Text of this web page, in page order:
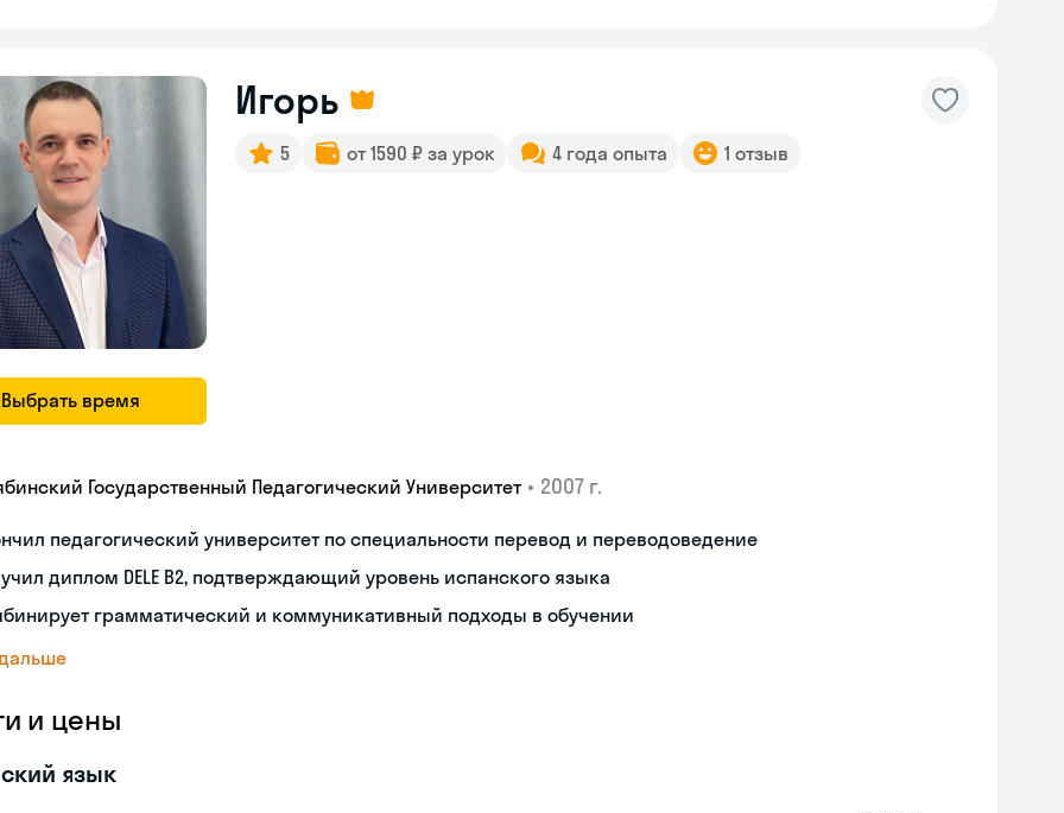
Выбрать время
Игорь
5 от 1590 ₽ за урок 4 года опыта 1 отзыв
Государственный Педагогический Университет • 2007 г.
педагогический университет по специальности перевод и переводоведение
диплом DELE B2, подтверждающий уровень испанского языка
грамматический и коммуникативный подходы в обучении
и цены
язык